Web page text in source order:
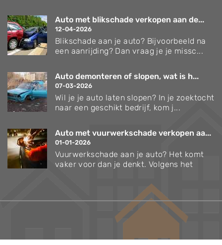
Auto met blikschade verkopen aan de...
12-04-2026
Blikschade aan je auto? Bijvoorbeeld na
een aanrijding? Dan vraag je je missc...
Auto demonteren of slopen, wat is h...
07-03-2026
Wil je je auto laten slopen? In je zoektocht
naar een geschikt bedrijf, kom j...
Auto met vuurwerkschade verkopen aa...
01-01-2026
Vuurwerkschade aan je auto? Het komt
vaker voor dan je denkt. Volgens het